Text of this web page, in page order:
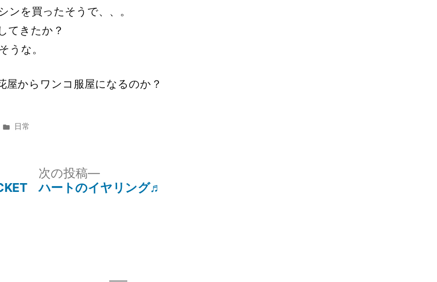
ンを買ったそうで、、。
てきたか？
うな。
屋からワンコ服屋になるのか？
カ
日常
次の投稿
次
の
ハートのイヤリング♬